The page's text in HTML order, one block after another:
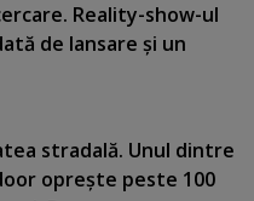
Reality-show-ul
de lansare şi un
stradală. Unul dintre
opreşte peste 100